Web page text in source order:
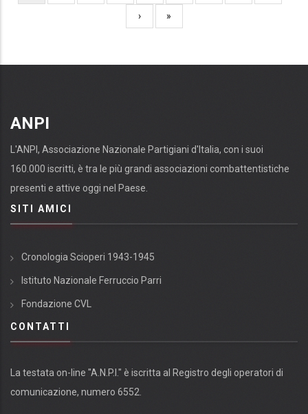
attuale
Pagina
successiva
›
Ultima
pagina
»
ANPI
L'ANPI, Associazione Nazionale Partigiani d'Italia, con i suoi
160.000 iscritti, è tra le più grandi associazioni combattentistiche
presenti e attive oggi nel Paese.
SITI AMICI
Cronologia Scioperi 1943-1945
Istituto Nazionale Ferruccio Parri
Fondazione CVL
CONTATTI
La testata on-line "A.N.P.I." è iscritta al Registro degli operatori di
comunicazione, numero 6552.